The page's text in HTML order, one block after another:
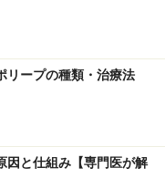
「ピロリ菌」と
シノゲン検査」、リ
類します。A＜B＜C
リープの種類・治療法
因と仕組み【専門医が解